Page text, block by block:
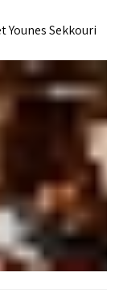
Younes Sekkouri